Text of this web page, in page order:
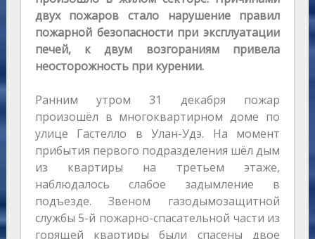
двух пожаров стало нарушение правил
пожарной безопасности при эксплуатации
печей, к двум возгораниям привела
неосторожность при курении.
Ранним утром 31 декабря пожар
произошёл в многоквартирном доме по
улице Гастелло в Улан-Удэ. На момент
прибытия первого подразделения шёл дым
из квартиры на третьем этаже,
наблюдалось слабое задымление в
подъезде. Звеном газодымозащитной
службы 5-й пожарно-спасательной части из
горящей квартиры были спасены двое